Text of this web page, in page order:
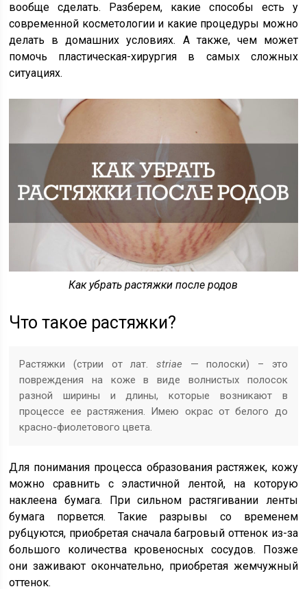
вообще сделать. Разберем, какие способы есть у
современной косметологии и какие процедуры можно
делать в домашних условиях. А также, чем может
помочь пластическая-хирургия в самых сложных
ситуациях.
Как убрать растяжки после родов
Что такое растяжки?
Растяжки (стрии от лат. striae — полоски) – это
повреждения на коже в виде волнистых полосок
разной ширины и длины, которые возникают в
процессе ее растяжения. Имею окрас от белого до
красно-фиолетового цвета.
Для понимания процесса образования растяжек, кожу
можно сравнить с эластичной лентой, на которую
наклеена бумага. При сильном растягивании ленты
бумага порвется. Такие разрывы со временем
рубцуются, приобретая сначала багровый оттенок из-за
большого количества кровеносных сосудов. Позже
они заживают окончательно, приобретая жемчужный
оттенок.